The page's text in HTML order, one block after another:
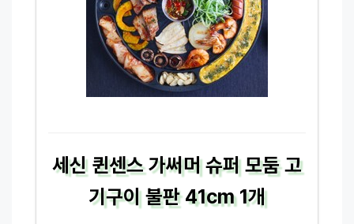
세신 퀸센스 가써머 슈퍼 모둠 고
기구이 불판 41cm 1개